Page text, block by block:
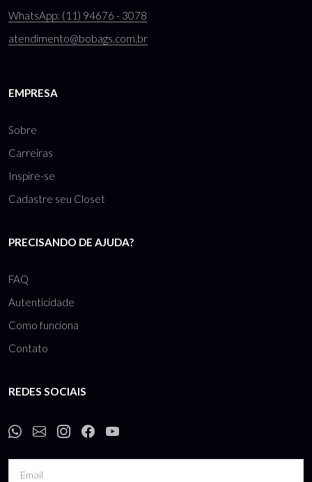
WhatsApp: (11) 94676 - 3078
atendimento@bobags.com.br
EMPRESA
Sobre
Carreiras
Inspire-se
Cadastre seu Closet
PRECISANDO DE AJUDA?
FAQ
Autenticidade
Como funciona
Contato
REDES SOCIAIS